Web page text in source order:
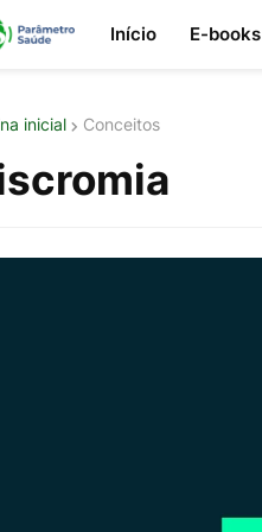
Início E-books
inicial Conceitos